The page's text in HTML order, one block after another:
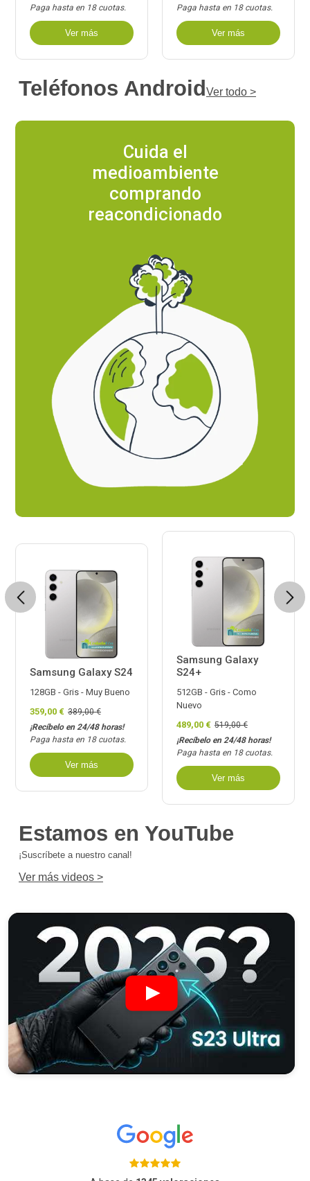
Paga hasta en 18 cuotas.
Ver más
Paga hasta en 18 cuotas.
Ver más
Teléfonos Android Ver todo >
Cuida el
medioambiente
comprando
reacondicionado
Previous
Samsung Galaxy S24
128GB - Gris - Muy Bueno
359,00 € 389,00 €
¡Recíbelo en 24/48 horas!
Paga hasta en 18 cuotas.
Ver más
Samsung Galaxy
S24+
512GB - Gris - Como
Nuevo
489,00 € 519,00 €
¡Recíbelo en 24/48 horas!
Paga hasta en 18 cuotas.
Ver más
Next
Estamos en YouTube
¡Suscríbete a nuestro canal!
Ver más videos >